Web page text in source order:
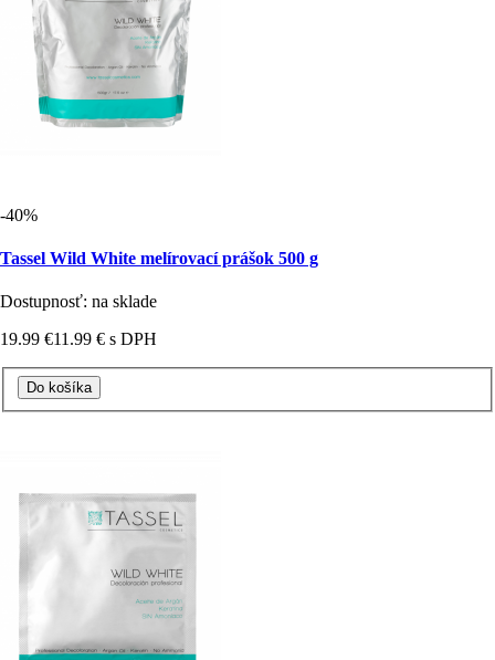
-40%
Tassel Wild White melírovací prášok 500 g
Dostupnosť: na sklade
19.99 €11.99 € s DPH